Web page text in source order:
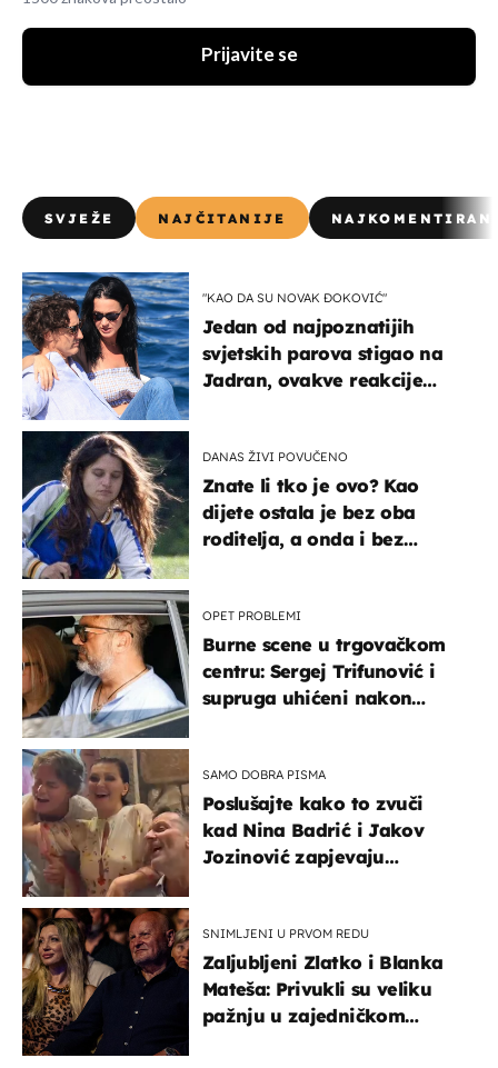
Prijavite se
SVJEŽE NAJČITANIJE
"KAO DA SU NOVAK ĐOKOVIĆ"
Jedan od najpoznatijih
svjetskih parova stigao na
Jadran, ovakve reakcije
DANAS ŽIVI POVUČENO
Znate li tko je ovo? Kao
dijete ostala je bez oba
roditelja, a onda i bez
OPET PROBLEMI
Burne scene u trgovačkom
centru: Sergej Trifunović i
supruga uhićeni nakon
SAMO DOBRA PISMA
Poslušajte kako to zvuči
kad Nina Badrić i Jakov
Jozinović zapjevaju
SNIMLJENI U PRVOM REDU
Zaljubljeni Zlatko i Blanka
Mateša: Privukli su veliku
pažnju u zajedničkom